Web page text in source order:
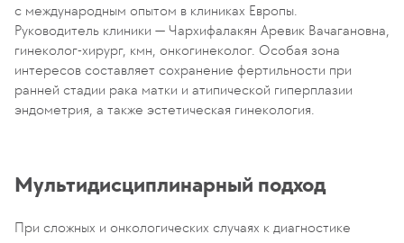
с международным опытом в клиниках Европы.
Руководитель клиники — Чархифалакян Аревик Вачагановна,
гинеколог-хирург, кмн, онкогинеколог. Особая зона
интересов составляет сохранение фертильности при
ранней стадии рака матки и атипической гиперплазии
эндометрия, а также эстетическая гинекология.
Мультидисциплинарный подход
При сложных и онкологических случаях к диагностике